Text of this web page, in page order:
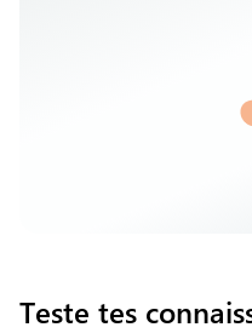
Teste tes